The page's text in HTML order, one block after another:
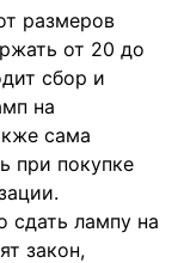
размеров
от 20 до
сбор и
на
сама
при покупке
сдать лампу на
закон,